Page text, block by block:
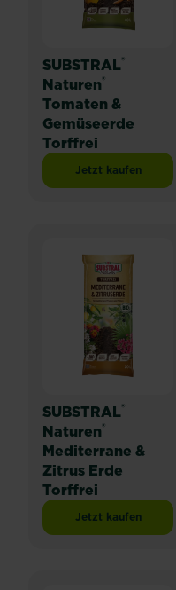
SUBSTRAL®
Naturen®
Tomaten &
Gemüseerde
Torffrei
Jetzt kaufen
SUBSTRAL®
SUBSTRAL®
Naturen®
Mediterrane &
Zitrus Erde
Torffrei
Jetzt kaufen